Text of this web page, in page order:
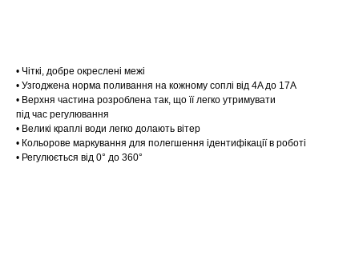
• Чіткі, добре окреслені межі
• Узгоджена норма поливання на кожному соплі від 4A до 17A
• Верхня частина розроблена так, що її легко утримувати
під час регулювання
• Великі краплі води легко долають вітер
• Кольорове маркування для полегшення ідентифікації в роботі
• Регулюється від 0° до 360°